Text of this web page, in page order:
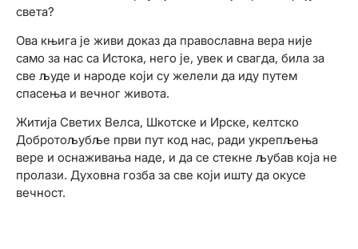
света?
Ова књига је живи доказ да православна вера није
само за нас са Истока, него је, увек и свагда, била за
све људе и народе који су желели да иду путем
спасења и вечног живота.
Житија Светих Велса, Шкотске и Ирске, келтско
Добротољубље први пут код нас, ради укрепљења
вере и оснаживања наде, и да се стекне љубав која не
пролази. Духовна гозба за све који ишту да окусе
вечност.